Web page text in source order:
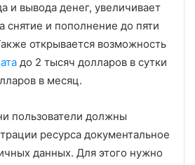
и вывода денег, увеличивает
снятие и пополнение до пяти
открывается возможность
до 2 тысяч долларов в сутки
в месяц.
пользователи должны
ресурса документальное
данных. Для этого нужно